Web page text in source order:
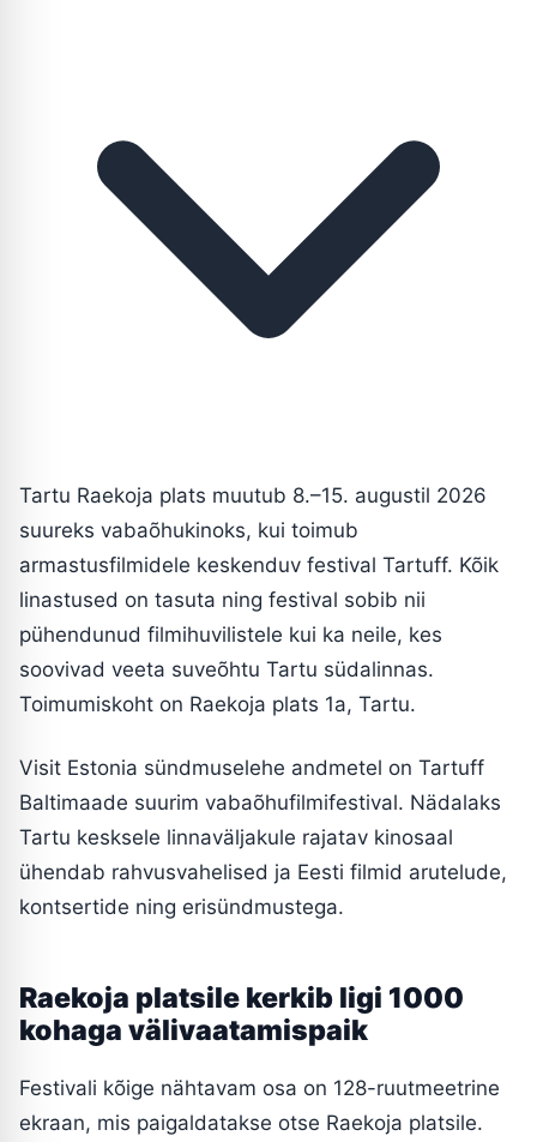
Tartu Raekoja plats muutub 8.–15. augustil 2026
suureks vabaõhukinoks, kui toimub
armastusfilmidele keskenduv festival Tartuff. Kõik
linastused on tasuta ning festival sobib nii
pühendunud filmihuvilistele kui ka neile, kes
soovivad veeta suveõhtu Tartu südalinnas.
Toimumiskoht on Raekoja plats 1a, Tartu.
Visit Estonia sündmuselehe andmetel on Tartuff
Baltimaade suurim vabaõhufilmifestival. Nädalaks
Tartu kesksele linnaväljakule rajatav kinosaal
ühendab rahvusvahelised ja Eesti filmid arutelude,
kontsertide ning erisündmustega.
Raekoja platsile kerkib ligi 1000
kohaga välivaatamispaik
Festivali kõige nähtavam osa on 128-ruutmeetrine
ekraan, mis paigaldatakse otse Raekoja platsile.